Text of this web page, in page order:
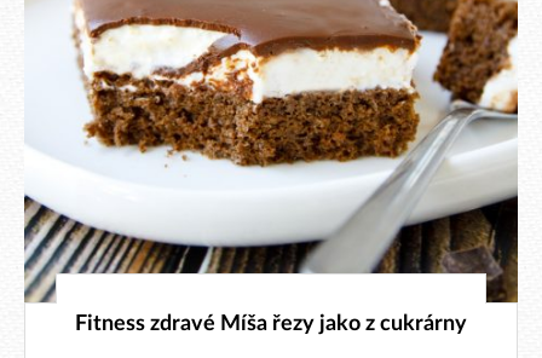
13. 6. 2026
Fitness zdravé Míša řezy jako z cukrárny